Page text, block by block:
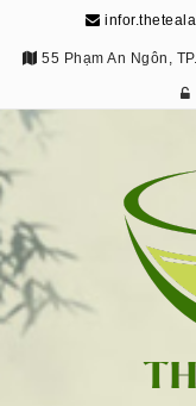
55 Phạm An Ngôn,